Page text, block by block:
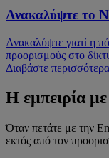
Ανακαλύψτε το
Ανακαλύψτε γιατί η
προορισμούς στο
Διαβάστε περισσότερα
Η εμπειρία
Όταν πετάτε με την
εκτός από τον